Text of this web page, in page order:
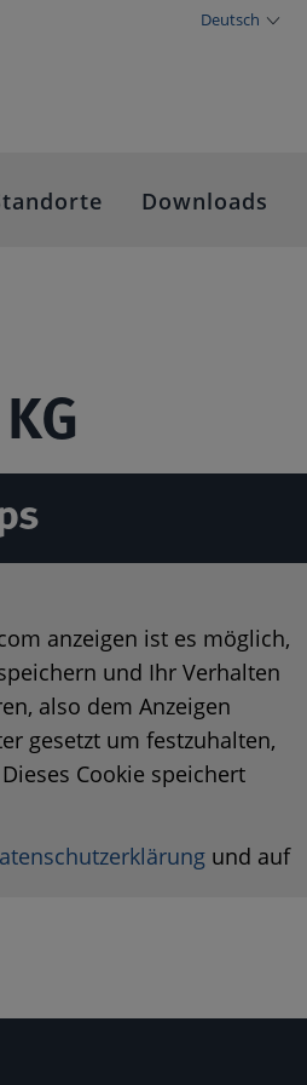
Deutsch
Downloads
anzeigen ist es möglich,
und Ihr Verhalten
also dem Anzeigen
gesetzt um festzuhalten,
Cookie speichert
und auf